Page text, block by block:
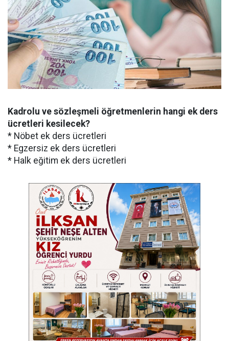
Kadrolu ve sözleşmeli öğretmenlerin hangi ek ders
ücretleri kesilecek?
* Nöbet ek ders ücretleri
* Egzersiz ek ders ücretleri
* Halk eğitim ek ders ücretleri